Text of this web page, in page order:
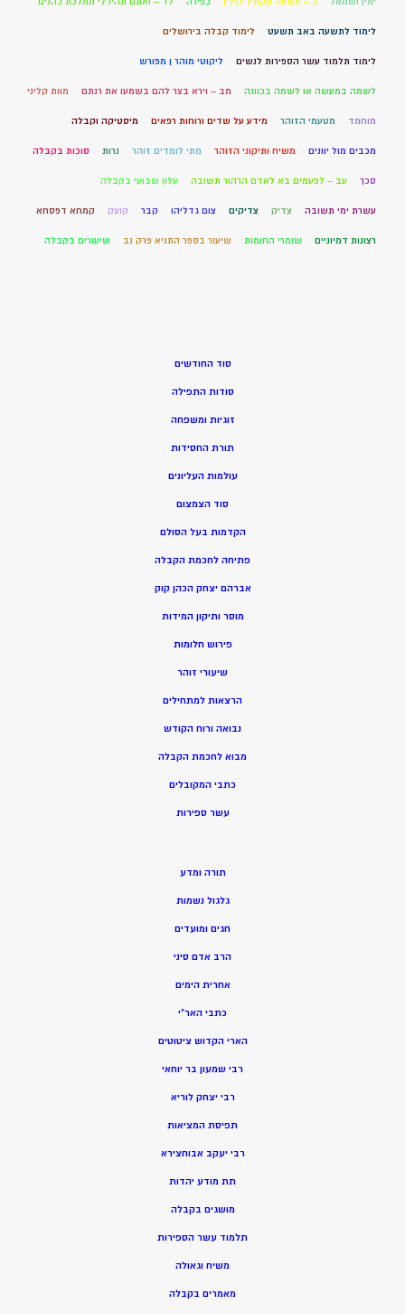
לימוד לתשעה באב תשעט לימוד קבלה בירושלים
לימוד תלמוד עשר הספירות לנשים ליקוטי מוהר ן מפורש
לשמה במעשה או לשמה בכוונה מב – וירא בצר להם בשמעו את רנתם מוות קליני
מוחמד מטעמי הזוהר מידע על שדים ורוחות רפאים מיסטיקה וקבלה
מכבים מול יוונים משיח ותיקוני הזוהר מתי לומדים זוהר נרות סוכות בקבלה
סכך עב – לפעמים בא לאדם הרהור תשובה עלון שבועי בקבלה
עשרת ימי תשובה צדיק צדיקים צום גדליהו קבר קוצק קמחא דפסחא
רצונות דמיוניים שומרי החומות שיעור בספר התניא פרק נב שיעורים בקבלה
סוד החודשים
סודות התפילה
זוגיות ומשפחה
תורת החסידות
עולמות העליונים
סוד הצמצום
הקדמות בעל הסולם
פתיחה לחכמת הקבלה
אברהם יצחק הכהן קוק
מוסר ותיקון המידות
פירוש חלומות
שיעורי זוהר
הרצאות למתחילים
נבואה ורוח הקודש
מבוא לחכמת הקבלה
כתבי המקובלים
עשר ספירות
תורה ומדע
גלגול נשמות
חגים ומועדים
הרב אדם סיני
אחרית הימים
כתבי האר”י
הארי הקדוש ציטוטים
רבי שמעון בר יוחאי
רבי יצחק לוריא
תפיסת המציאות
רבי יעקב אבוחצירא
תת מודע יהדות
מושגים בקבלה
תלמוד עשר הספירות
משיח וגאולה
מאמרים בקבלה